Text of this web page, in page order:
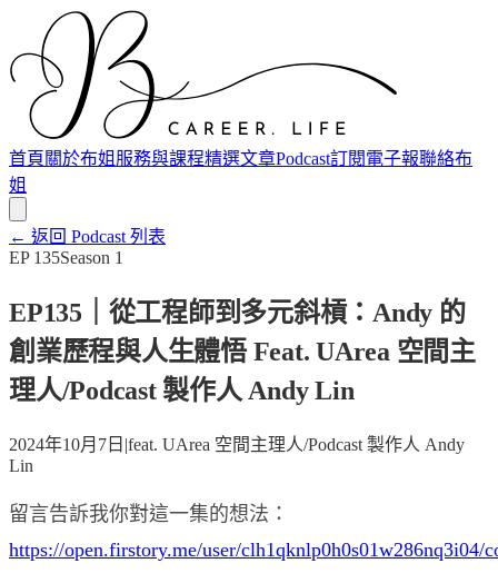
首頁 關於布姐 服務與課程精選文章Podcast訂閱電子報聯絡布
姐
← 返回 Podcast 列表
EP 135Season 1
EP135｜從工程師到多元斜槓：Andy 的
創業歷程與人生體悟 Feat. UArea 空間主
理人/Podcast 製作人 Andy Lin
2024年10月7日 |feat. UArea 空間主理人/Podcast 製作人 Andy
Lin
留言告訴我你對這一集的想法：
https://open.firstory.me/user/clh1qknlp0h0s01w286nq3i04/